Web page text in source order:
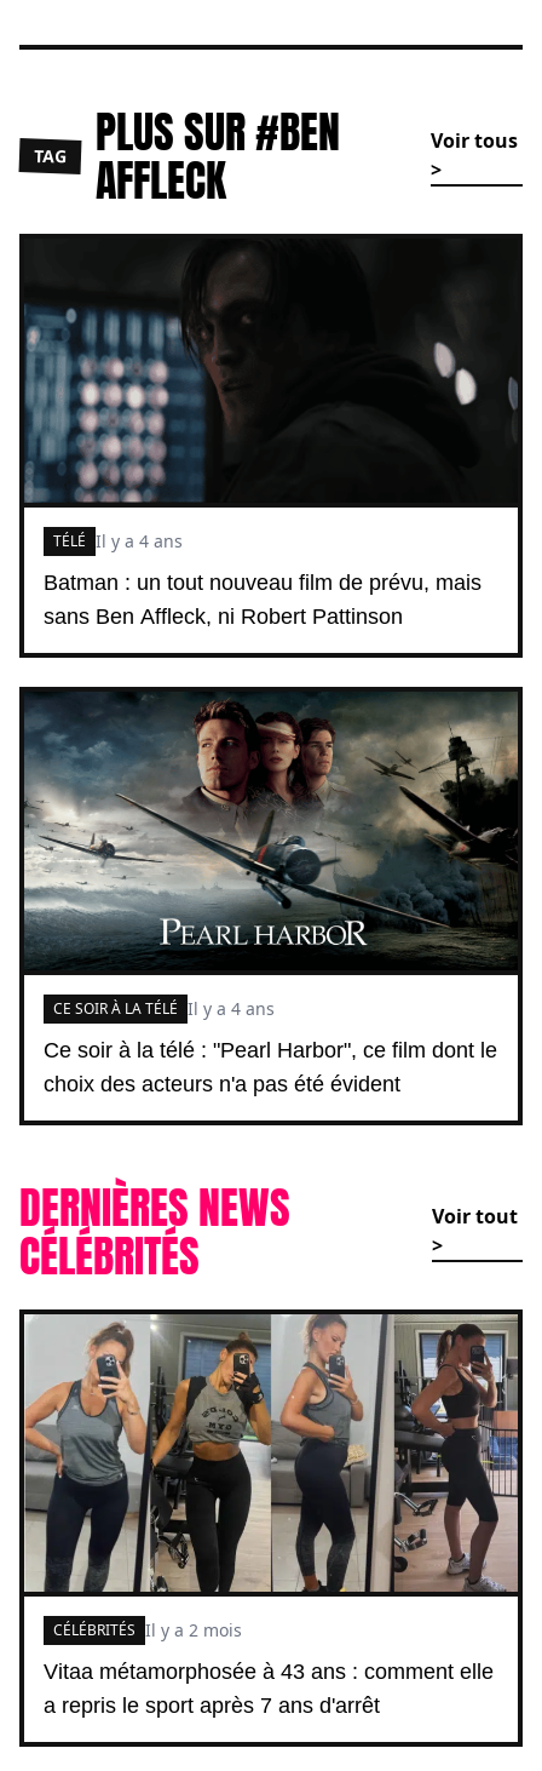
TAG PLUS SUR #BEN
AFFLECK
Voir tous
>
Batman : un tout nouveau film de prévu, mais
sans Ben Affleck, ni Robert Pattinson
TÉLÉ Il y a 4 ans
Ce soir à la télé : "Pearl Harbor", ce film dont le
choix des acteurs n'a pas été évident
CE SOIR À LA TÉLÉ Il y a 4 ans
DERNIÈRES NEWS
CÉLÉBRITÉS
Voir tout
>
Vitaa métamorphosée à 43 ans : comment elle
a repris le sport après 7 ans d'arrêt
CÉLÉBRITÉS Il y a 2 mois